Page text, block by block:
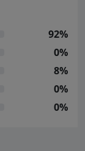
92%
0%
8%
0%
0%